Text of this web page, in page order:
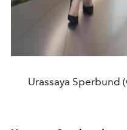
Urassaya Sperbund